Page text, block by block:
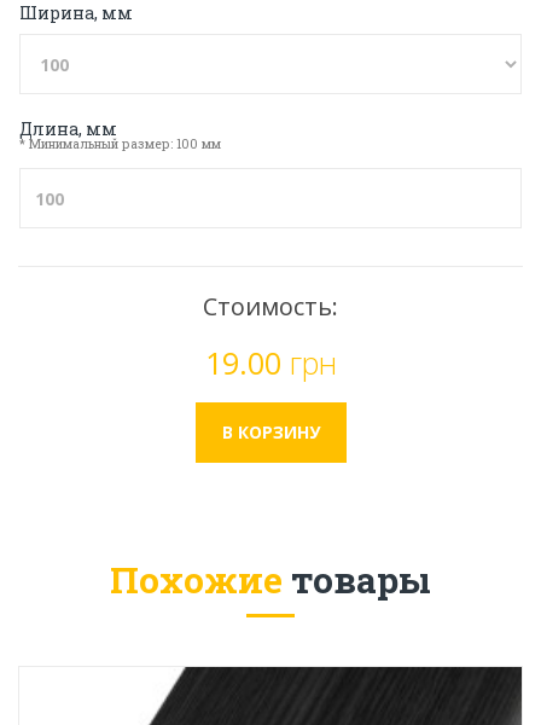
Ширина, мм
Длина, мм
* Минимальный размер: 100 мм
Стоимость:
19.00 грн
Похожие товары